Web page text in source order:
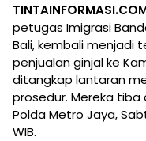
petugas Imigrasi
Bali, kembali menjadi
penjualan ginjal ke
ditangkap lantaran
prosedur. Mereka tiba
Polda Metro Jaya,
WIB.